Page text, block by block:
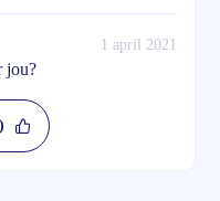
1 april 2021
jou?